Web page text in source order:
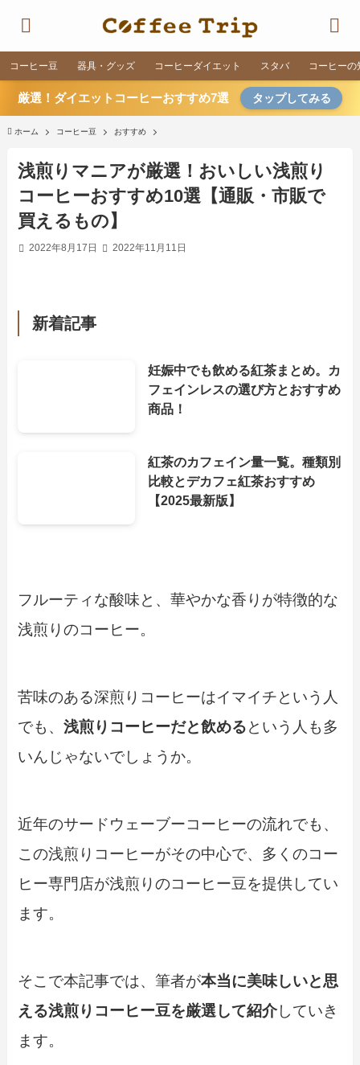
コーヒー豆 器具・グッズ コーヒーダイエット スタバ コーヒーの
厳選！ダイエットコーヒーおすすめ7選 タップしてみる
ホーム コーヒー豆 おすすめ
浅煎りマニアが厳選！おいしい浅煎り
コーヒーおすすめ10選【通販・市販で
買えるもの】
2022年8月17日 2022年11月11日
新着記事
妊娠中でも飲める紅茶まとめ。カ
フェインレスの選び方とおすすめ
商品！
紅茶のカフェイン量一覧。種類別
比較とデカフェ紅茶おすすめ
【2025最新版】
フルーティな酸味と、華やかな香りが特徴的な
浅煎りのコーヒー。
苦味のある深煎りコーヒーはイマイチという人
でも、浅煎りコーヒーだと飲めるという人も多
いんじゃないでしょうか。
近年のサードウェーブーコーヒーの流れでも、
この浅煎りコーヒーがその中心で、多くのコー
ヒー専門店が浅煎りのコーヒー豆を提供してい
ます。
そこで本記事では、筆者が本当に美味しいと思
える浅煎りコーヒー豆を厳選して紹介していき
ます。